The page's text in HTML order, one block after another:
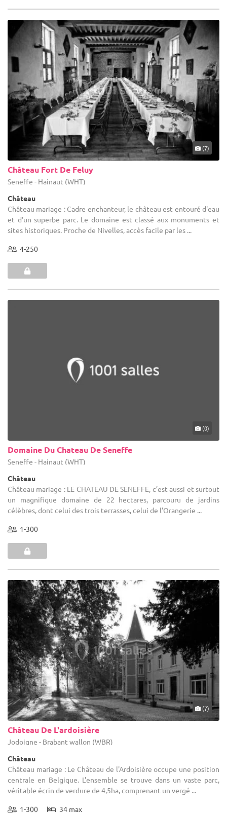
(7)
Château Fort De Feluy
Seneffe - Hainaut (WHT)
Château
Château mariage : Cadre enchanteur, le château est entouré d'eau
et d'un superbe parc. Le domaine est classé aux monuments et
sites historiques. Proche de Nivelles, accès facile par les ...
4-250
(0)
Domaine Du Chateau De Seneffe
Seneffe - Hainaut (WHT)
Château
Château mariage : LE CHATEAU DE SENEFFE, c’est aussi et surtout
un magnifique domaine de 22 hectares, parcouru de jardins
célèbres, dont celui des trois terrasses, celui de l’Orangerie ...
1-300
(7)
Château De L'ardoisière
Jodoigne - Brabant wallon (WBR)
Château
Château mariage : Le Château de l'Ardoisière occupe une position
centrale en Belgique. L'ensemble se trouve dans un vaste parc,
véritable écrin de verdure de 4,5ha, comprenant un vergé ...
1-300 34 max